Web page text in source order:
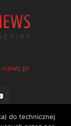
news.pl
do technicznej